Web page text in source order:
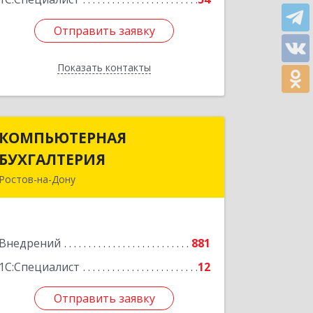
Отправить заявку
Показать контакты
Отправить заявку
Назад
КОМПЬЮТЕРНАЯ
БУХГАЛТЕРИЯ
Ростов-на-Дону
Внедрений
881
1С:Специалист
12
Отправить заявку
КОМПЬЮТЕРНАЯ
БУХГАЛТЕРИЯ
Подробнее
Отправить заявку